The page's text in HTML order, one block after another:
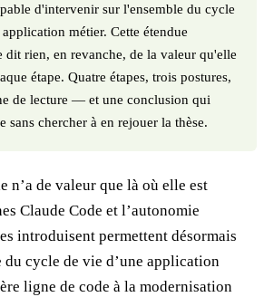
d'intervenir sur l'ensemble du cycle
métier. Cette étendue
dit rien, en revanche, de la valeur qu'elle
étape. Quatre étapes, trois postures,
de lecture — et une conclusion qui
sans chercher à en rejouer la thèse.
n’a de valeur que là où elle est
Claude Code et l’autonomie
introduisent permettent désormais
du cycle de vie d’une application
ligne de code à la modernisation